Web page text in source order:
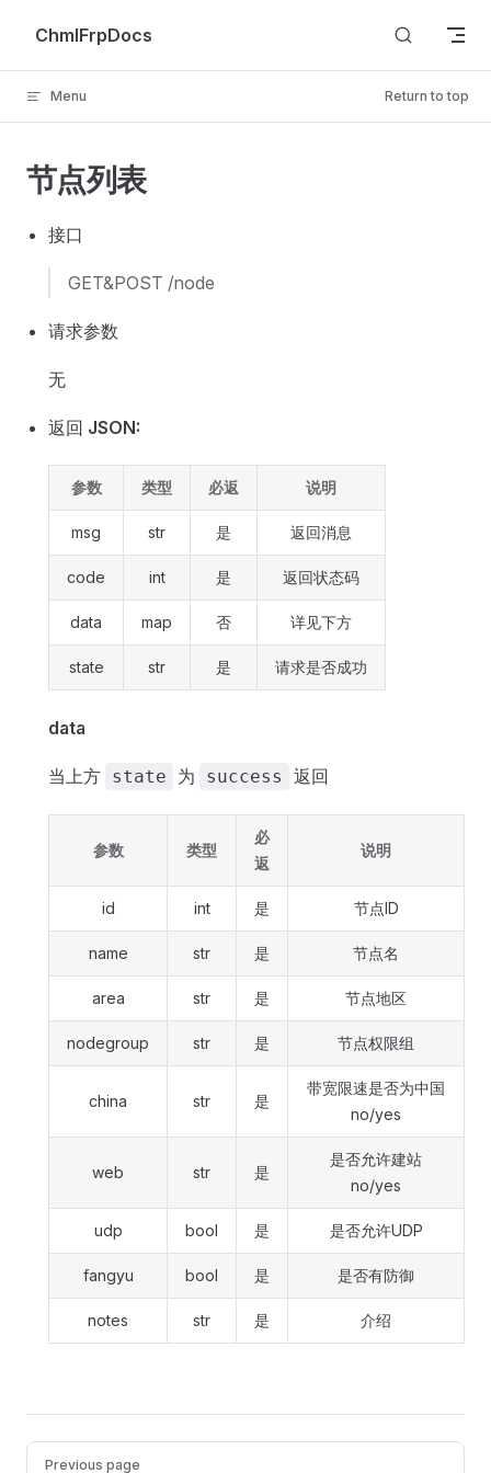
Skip to content
ChmlFrpDocs
Menu Return to top
节点列表
接口
GET&POST /node
请求参数
无
返回 JSON:
参数 类型 必返 说明
msg str 是 返回消息
code int 是 返回状态码
data map 否 详见下方
state str 是 请求是否成功
data
当上方 state 为 success 返回
参数 类型
必
返
说明
id int 是 节点ID
name str 是 节点名
area str 是 节点地区
nodegroup str 是 节点权限组
china str 是
带宽限速是否为中国
no/yes
web str 是
是否允许建站
no/yes
udp bool 是 是否允许UDP
fangyu bool 是 是否有防御
notes str 是 介绍
Pager
Previous page